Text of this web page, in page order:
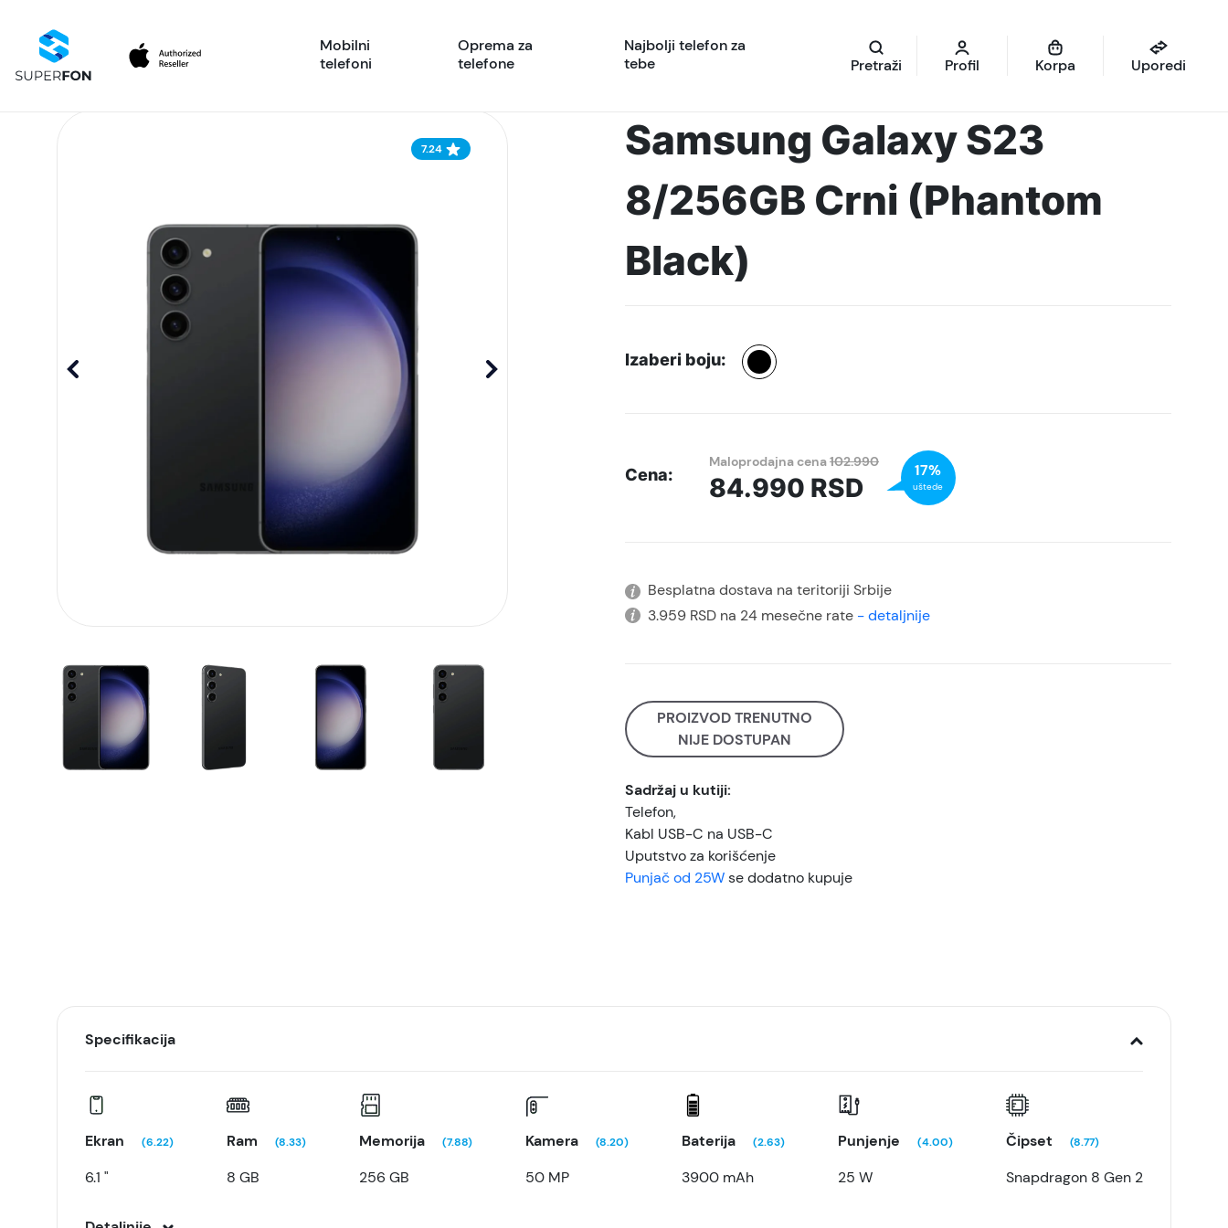
Mobilni
telefoni
Oprema za
telefone
Najbolji telefon za
tebe
Pretraži Profil Korpa Uporedi
7.24
Samsung Galaxy S23
8/256GB Crni (Phantom
Black)
Izaberi boju:
Cena:
Maloprodajna cena102.990
84.990 RSD
17%
uštede
Besplatna dostava na teritoriji Srbije
3.959 RSD na 24 mesečne rate- detaljnije
PROIZVOD TRENUTNO
NIJE DOSTUPAN
Sadržaj u kutiji:
Telefon,
Kabl USB-C na USB-C
Uputstvo za korišćenje
Punjač od 25Wse dodatno kupuje
Specifikacija
Ekran (6.22)
6.1 "
Ram (8.33)
8 GB
Memorija (7.88)
256 GB
Kamera (8.20)
50 MP
Baterija (2.63)
3900 mAh
Punjenje (4.00)
25 W
Čipset (8.77)
Snapdragon 8 Gen 2